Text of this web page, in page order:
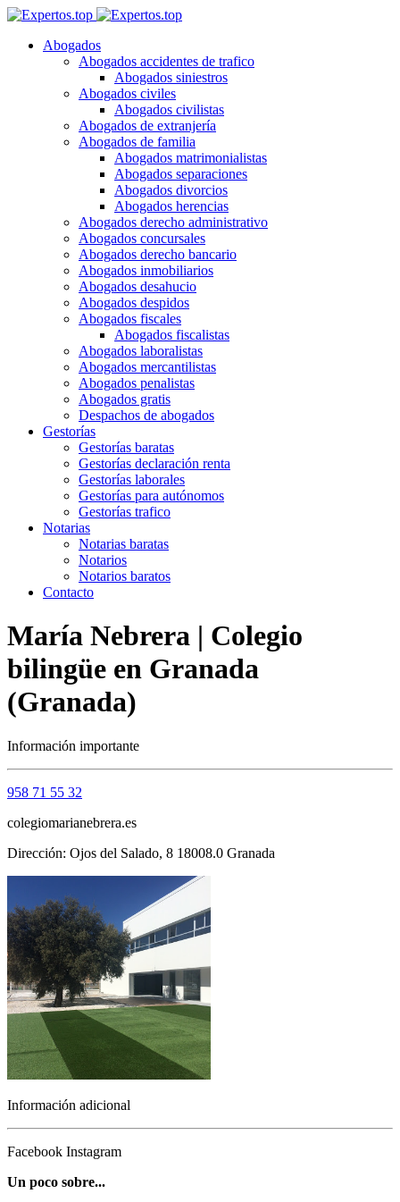
Abogados
Abogados accidentes de trafico
Abogados siniestros
Abogados civiles
Abogados civilistas
Abogados de extranjería
Abogados de familia
Abogados matrimonialistas
Abogados separaciones
Abogados divorcios
Abogados herencias
Abogados derecho administrativo
Abogados concursales
Abogados derecho bancario
Abogados inmobiliarios
Abogados desahucio
Abogados despidos
Abogados fiscales
Abogados fiscalistas
Abogados laboralistas
Abogados mercantilistas
Abogados penalistas
Abogados gratis
Despachos de abogados
Gestorías
Gestorías baratas
Gestorías declaración renta
Gestorías laborales
Gestorías para autónomos
Gestorías trafico
Notarias
Notarias baratas
Notarios
Notarios baratos
Contacto
María Nebrera | Colegio
bilingüe en Granada
(Granada)
Información importante
958 71 55 32
colegiomarianebrera.es
Dirección: Ojos del Salado, 8 18008.0 Granada
Información adicional
Facebook Instagram
Un poco sobre...